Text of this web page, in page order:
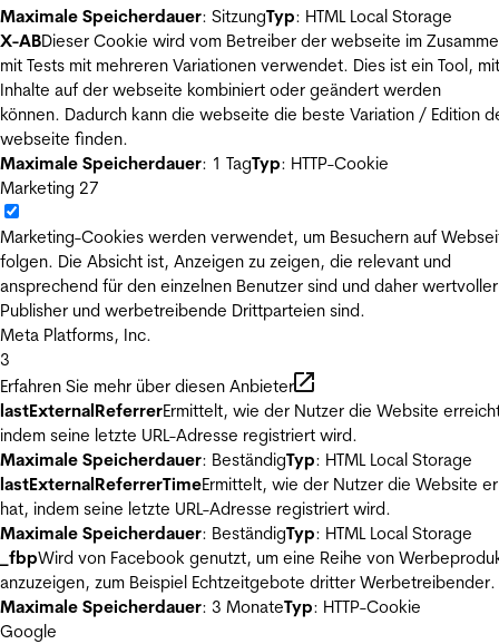
Maximale Speicherdauer: SitzungTyp: HTML Local Storage
X-ABDieser Cookie wird vom Betreiber der webseite im
mit Tests mit mehreren Variationen verwendet. Dies ist ein Tool,
Inhalte auf der webseite kombiniert oder geändert werden
können. Dadurch kann die webseite die beste Variation / Edition
webseite finden.
Maximale Speicherdauer: 1 TagTyp: HTTP-Cookie
Marketing 27
Marketing-Cookies werden verwendet, um Besuchern auf
folgen. Die Absicht ist, Anzeigen zu zeigen, die relevant und
ansprechend für den einzelnen Benutzer sind und daher
Publisher und werbetreibende Drittparteien sind.
Meta Platforms, Inc.
3
Erfahren Sie mehr über diesen Anbieter
lastExternalReferrerErmittelt, wie der Nutzer die Website
indem seine letzte URL-Adresse registriert wird.
Maximale Speicherdauer: BeständigTyp: HTML Local Storage
lastExternalReferrerTimeErmittelt, wie der Nutzer die Website
hat, indem seine letzte URL-Adresse registriert wird.
Maximale Speicherdauer: BeständigTyp: HTML Local Storage
_fbpWird von Facebook genutzt, um eine Reihe von
anzuzeigen, zum Beispiel Echtzeitgebote dritter Werbetreibender.
Maximale Speicherdauer: 3 MonateTyp: HTTP-Cookie
Google